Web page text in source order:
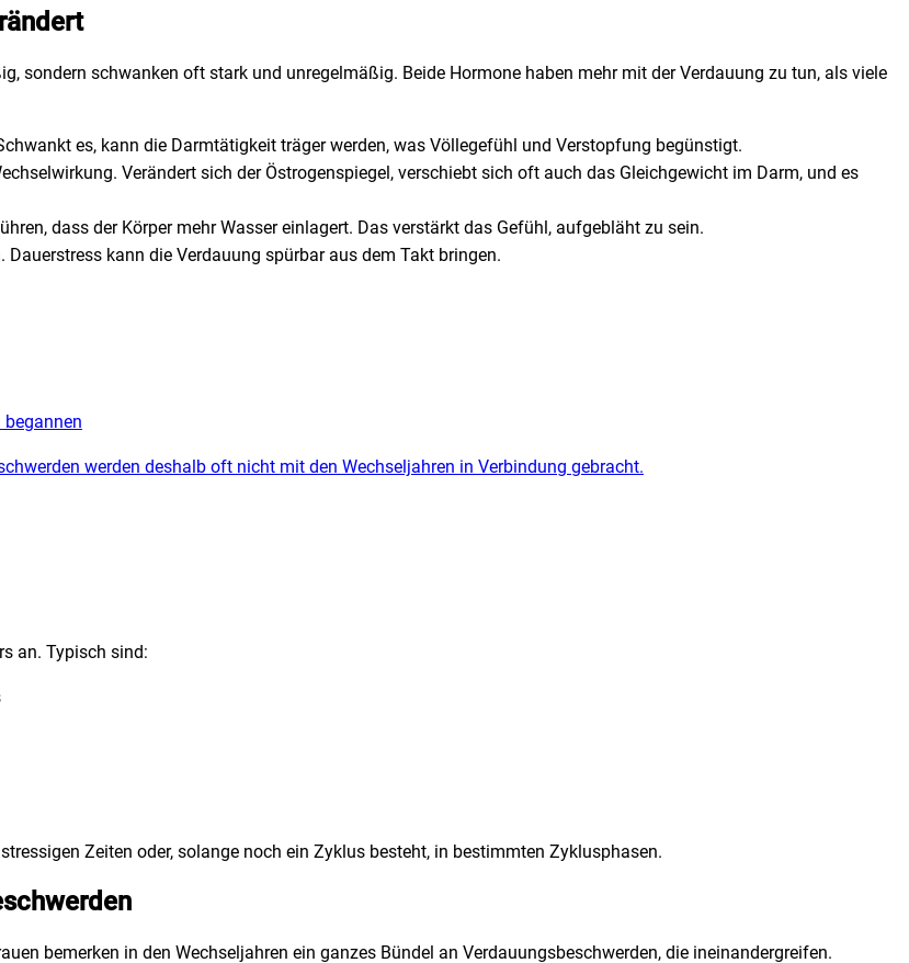
sondern schwanken oft stark und unregelmäßig. Beide Hormone haben mehr mit der Verdauung zu tun, als viele
es, kann die Darmtätigkeit träger werden, was Völlegefühl und Verstopfung begünstigt.
Verändert sich der Östrogenspiegel, verschiebt sich oft auch das Gleichgewicht im Darm, und es
dass der Körper mehr Wasser einlagert. Das verstärkt das Gefühl, aufgebläht zu sein.
kann die Verdauung spürbar aus dem Takt bringen.
werden deshalb oft nicht mit den Wechseljahren in Verbindung gebracht.
an. Typisch sind:
Zeiten oder, solange noch ein Zyklus besteht, in bestimmten Zyklusphasen.
bemerken in den Wechseljahren ein ganzes Bündel an Verdauungsbeschwerden, die ineinandergreifen.